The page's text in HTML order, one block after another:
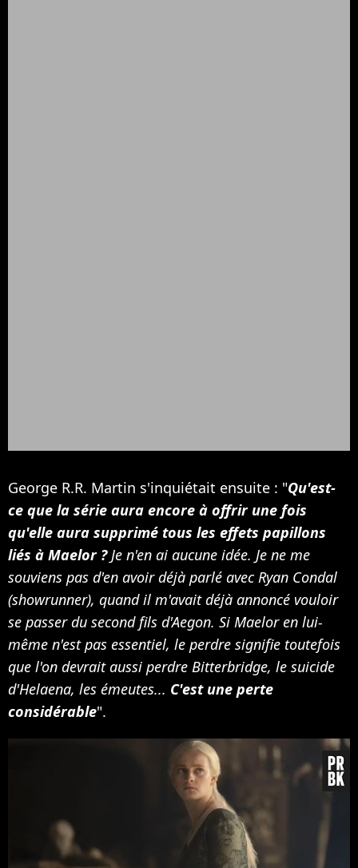
George R.R. Martin s'inquiétait ensuite : "Qu'est-
ce que la série aura encore à offrir une fois
qu'elle aura supprimé tous les effets papillons
liés à Maelor ?Je n'en ai aucune idée. Je ne me
souviens pas d'en avoir déjà parlé avec Ryan Condal
(showrunner), quand il m'avait déjà annoncé vouloir
se passer du second fils d'Aegon. Si Maelor en lui-
même n'est pas essentiel, le perdre signifie toutefois
que l'on devrait aussi perdre Bitterbridge, le suicide
d'Helaena, les émeutes... C'est une perte
considérable".